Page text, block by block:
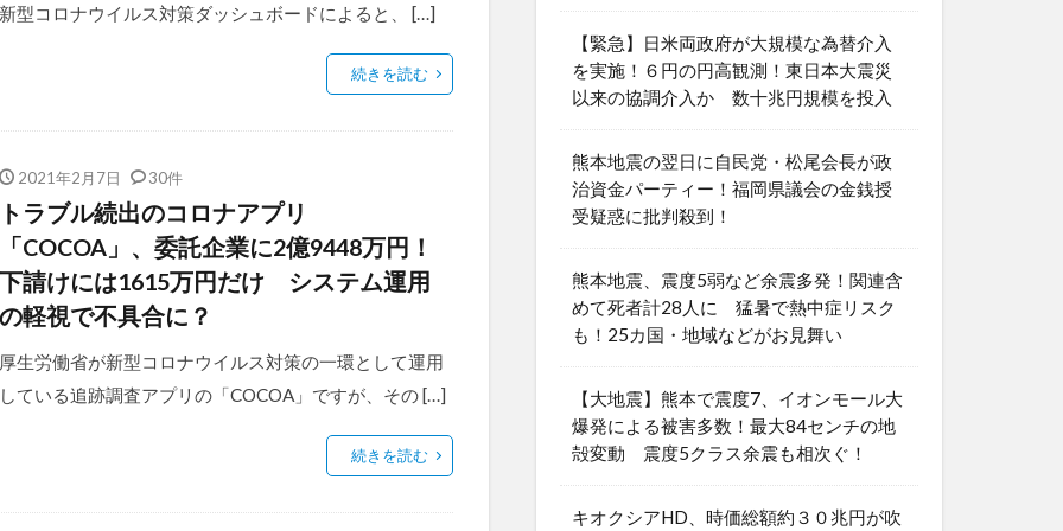
新型コロナウイルス対策ダッシュボードによると、 […]
続きを読む
2021年2月7日 30件
トラブル続出のコロナアプリ
「COCOA」、委託企業に2億9448万円！
下請けには1615万円だけ システム運用
の軽視で不具合に？
厚生労働省が新型コロナウイルス対策の一環として運用
している追跡調査アプリの「COCOA」ですが、その […]
続きを読む
【緊急】日米両政府が大規模な為替介入
を実施！６円の円高観測！東日本大震災
以来の協調介入か 数十兆円規模を投入
熊本地震の翌日に自民党・松尾会長が政
治資金パーティー！福岡県議会の金銭授
受疑惑に批判殺到！
熊本地震、震度5弱など余震多発！関連含
めて死者計28人に 猛暑で熱中症リスク
も！25カ国・地域などがお見舞い
【大地震】熊本で震度7、イオンモール大
爆発による被害多数！最大84センチの地
殻変動 震度5クラス余震も相次ぐ！
キオクシアHD、時価総額約３０兆円が吹